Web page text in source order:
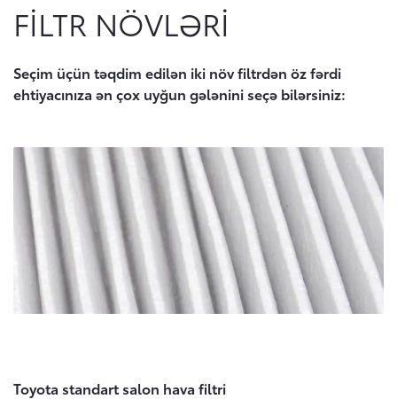
FILTR NÖVLƏRI
Seçim üçün təqdim edilən iki növ filtrdən öz fərdi
ehtiyacınıza ən çox uyğun gələnini seçə bilərsiniz:
Toyota standart salon hava filtri